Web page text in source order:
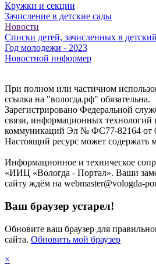
Кружки и секции
Зачисление в детские сады
Новости
Списки детей, зачисленных в
Год молодежи - 2023
Новостной информер
При полном или частичном
ссылка на "вологда.рф" обязательна.
Зарегистрировано Федеральной
связи, информационных технологий
коммуникаций Эл № ФС77-82164 от
Настоящий ресурс может содержать
Информационное и техническое
«ИИЦ «Вологда - Портал». Ваши
сайту ждём на webmaster@vologda-
Ваш браузер устарел!
Обновите ваш браузер для
сайта. Обновить мой браузер
×